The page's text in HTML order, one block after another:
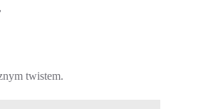
twistem.